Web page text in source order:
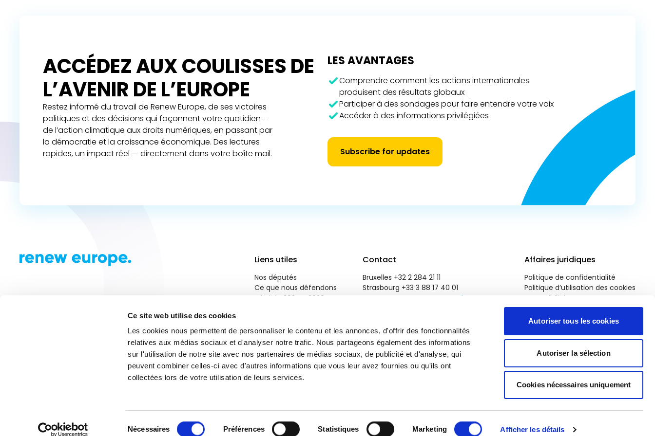
Ce site web utilise des cookies
Les cookies nous permettent de personnaliser le contenu et les annonces, d'offrir des fonctionnalités
relatives aux médias sociaux et d'analyser notre trafic. Nous partageons également des informations
sur l'utilisation de notre site avec nos partenaires de médias sociaux, de publicité et d'analyse, qui
peuvent combiner celles-ci avec d'autres informations que vous leur avez fournies ou qu'ils ont
collectées lors de votre utilisation de leurs services.
Nécessaires Préférences Statistiques Marketing Afficher les détails
Autoriser tous les cookies
Autoriser la sélection
Cookies nécessaires uniquement
ACCÉDEZ AUX COULISSES DE
L’AVENIR DE L’EUROPE
Restez informé du travail de Renew Europe, de ses victoires
politiques et des décisions qui façonnent votre quotidien —
de l’action climatique aux droits numériques, en passant par
la démocratie et la croissance économique. Des lectures
rapides, un impact réel — directement dans votre boîte mail.
LES AVANTAGES
Comprendre comment les actions internationales
produisent des résultats globaux
Participer à des sondages pour faire entendre votre voix
Accéder à des informations privilégiées
Subscribe for updates
Liens utiles
Nos députés
Ce que nous défendons
Priorités 2024 - 2029
Contactez-nous
Contact
Bruxelles +32 2 284 21 11
Strasbourg +33 3 88 17 40 01
reneweuropegroup@europarl.europa.eu
Affaires juridiques
Politique de confidentialité
Politique d’utilisation des cookies
Accessibilité
© Renew Europe 2024. Tous droits réservés. Créé parBrand Response.